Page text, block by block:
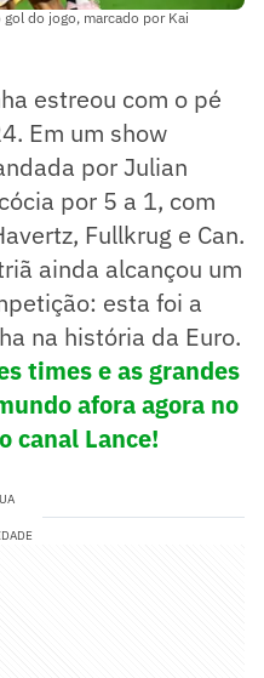
do jogo, marcado por Kai
estreou com o pé
Em um show
por Julian
por 5 a 1, com
Fullkrug e Can.
ainda alcançou um
esta foi a
na história da Euro.
times e as grandes
afora agora no
canal Lance!